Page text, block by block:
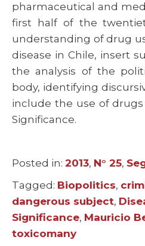
pharmaceutical and
first half of the
understanding of drug
disease in Chile, insert
the analysis of the
body, identifying
include the use of drugs
Significance.
Posted in: Categories
2013, N° 25,
Tagged: Tags
Biopolitics,
dangerous subject,
Significance, Mauricio
toxicomany